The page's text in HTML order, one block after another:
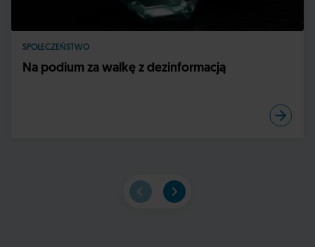
SPOŁECZEŃSTWO
Na podium za walkę z dezinformacją